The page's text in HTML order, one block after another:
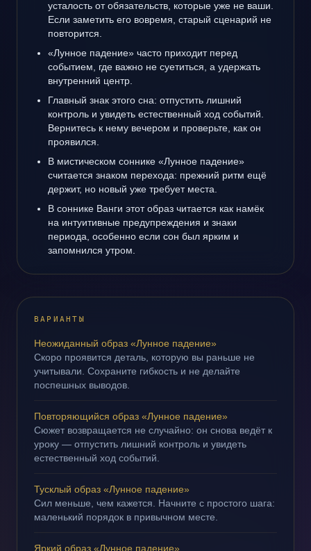
усталость от обязательств, которые уже не ваши.
Если заметить его вовремя, старый сценарий не
повторится.
«Лунное падение» часто приходит перед
событием, где важно не суетиться, а удержать
внутренний центр.
Главный знак этого сна: отпустить лишний
контроль и увидеть естественный ход событий.
Вернитесь к нему вечером и проверьте, как он
проявился.
В мистическом соннике «Лунное падение»
считается знаком перехода: прежний ритм ещё
держит, но новый уже требует места.
В соннике Ванги этот образ читается как намёк
на интуитивные предупреждения и знаки
периода, особенно если сон был ярким и
запомнился утром.
ВАРИАНТЫ
Неожиданный образ «Лунное падение»
Скоро проявится деталь, которую вы раньше не
учитывали. Сохраните гибкость и не делайте
поспешных выводов.
Повторяющийся образ «Лунное падение»
Сюжет возвращается не случайно: он снова ведёт к
уроку — отпустить лишний контроль и увидеть
естественный ход событий.
Тусклый образ «Лунное падение»
Сил меньше, чем кажется. Начните с простого шага:
маленький порядок в привычном месте.
Яркий образ «Лунное падение»